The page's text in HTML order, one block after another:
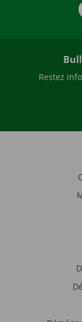
Restez